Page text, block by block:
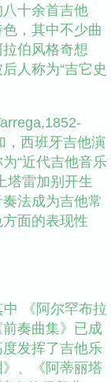
十余首吉他
，其中不少曲
伯风格奇想
人称为“吉它史
，西班牙吉他演
“近代吉他音乐
塔雷加别开生
法成为吉他常
面的表现性
《阿尔罕布拉
奏曲集》已成
发挥了吉他乐
、《阿蒂丽塔